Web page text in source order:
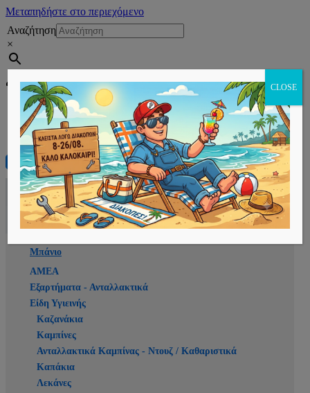
Μεταπηδήστε στο περιεχόμενο
Αναζήτηση
×
Εγγραφή
Αρχική
E-shop
Μπάνιο
ΑΜΕΑ
Εξαρτήματα - Ανταλλακτικά
Είδη Υγιεινής
Καζανάκια
Καμπίνες
Ανταλλακτικά Καμπίνας - Ντουζ / Καθαριστικά
Καπάκια
Λεκάνες
CLOSE